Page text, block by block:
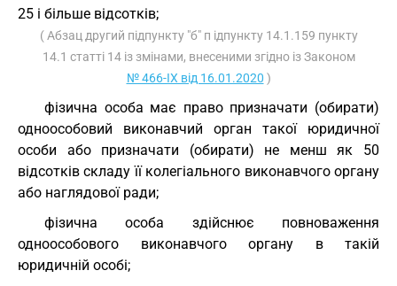
25 і більше відсотків;
( Абзац другий підпункту "б" п ідпункту 14.1.159 пункту
14.1 статті 14 із змінами, внесеними згідно із Законом
№ 466-IX від 16.01.2020 )
фізична особа має право призначати (обирати)
одноособовий виконавчий орган такої юридичної
особи або призначати (обирати) не менш як 50
відсотків складу її колегіального виконавчого органу
або наглядової ради;
фізична особа здійснює повноваження
одноособового виконавчого органу в такій
юридичній особі;